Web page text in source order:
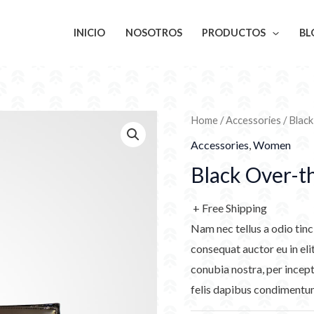
INICIO NOSOTROS PRODUCTOS
Home /Accessories /
Accessories,Women
Black Over-
+ Free Shipping
Nam nec tellus a odio
consequat auctor eu in
conubia nostra, per
felis dapibus